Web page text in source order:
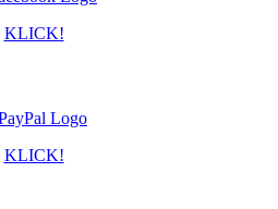
KLICK!
KLICK!